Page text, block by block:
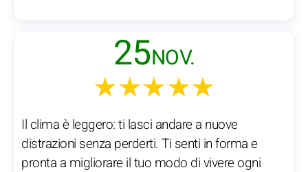
25NOV.
★★★★★
Il clima è leggero: ti lasci andare a nuove
distrazioni senza perderti. Ti senti in forma e
pronta a migliorare il tuo modo di vivere ogni